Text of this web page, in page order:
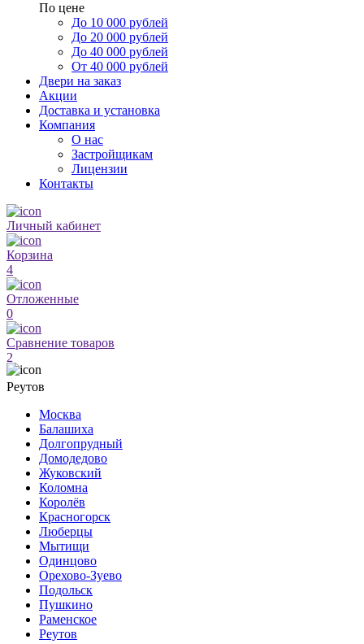
По цене
До 10 000 рублей
До 20 000 рублей
До 40 000 рублей
От 40 000 рублей
Двери на заказ
Акции
Доставка и установка
Компания
О нас
Застройщикам
Лицензии
Контакты
Личный кабинет
Корзина
4
Отложенные
0
Сравнение товаров
2
Реутов
Москва
Балашиха
Долгопрудный
Домодедово
Жуковский
Коломна
Королёв
Красногорск
Люберцы
Мытищи
Одинцово
Орехово-Зуево
Подольск
Пушкино
Раменское
Реутов